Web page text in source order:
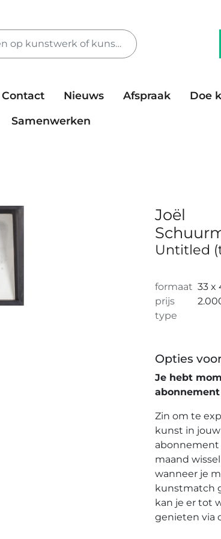
Contact Nieuws Afspraak
Doe
Samenwerken
Joël
Untitled
formaat 33 x
prijs
type
Opties
Je hebt
abonnement
Zin om te
kunst in
abonnement
maand
wanneer je
kunstmatch
kan je er tot
genieten via